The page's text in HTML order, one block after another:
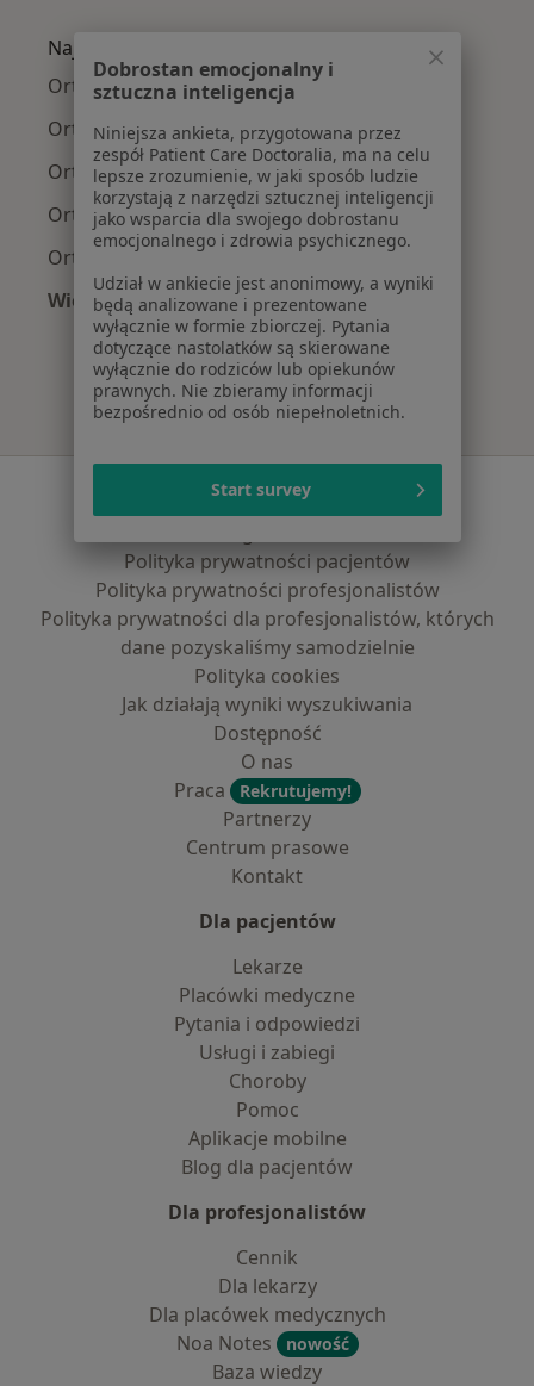
Najpopularniejsze ubezpieczenia
Ortopedzi z NFZ w Zabrzu
Ortopedzi z LUX MED w Zabrzu
Ortopedzi z Medicover w Zabrzu
Ortopedzi z INTER Polska w Zabrzu
Ortopedzi z Allianz w Zabrzu
Więcej (3)
Więcej w kategorii: Najpopularniejsze
Serwis
Polityka prywatności pacjentów
Polityka prywatności profesjonalistów
Polityka prywatności dla profesjonalistów, których
dane pozyskaliśmy samodzielnie
Polityka cookies
Jak działają wyniki wyszukiwania
Dostępność
O nas
Praca
Rekrutujemy!
Partnerzy
Centrum prasowe
Kontakt
Dla pacjentów
Lekarze
Placówki medyczne
Pytania i odpowiedzi
Usługi i zabiegi
Choroby
Pomoc
Aplikacje mobilne
Blog dla pacjentów
Dla profesjonalistów
Cennik
Dla lekarzy
Dla placówek medycznych
Noa Notes
nowość
Baza wiedzy
Dobrostan emocjonalny i
sztuczna inteligencja
Niniejsza ankieta, przygotowana przez
zespół Patient Care Doctoralia, ma na celu
lepsze zrozumienie, w jaki sposób ludzie
korzystają z narzędzi sztucznej inteligencji
jako wsparcia dla swojego dobrostanu
emocjonalnego i zdrowia psychicznego.
Udział w ankiecie jest anonimowy, a wyniki
będą analizowane i prezentowane
wyłącznie w formie zbiorczej. Pytania
dotyczące nastolatków są skierowane
wyłącznie do rodziców lub opiekunów
prawnych. Nie zbieramy informacji
bezpośrednio od osób niepełnoletnich.
Start survey